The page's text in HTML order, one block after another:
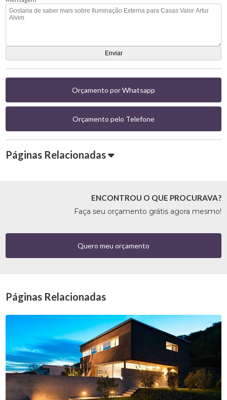
Orçamento por Whatsapp
Orçamento pelo Telefone
Páginas Relacionadas
ENCONTROU O QUE PROCURAVA?
Faça seu orçamento grátis agora mesmo!
Quero meu orçamento
Páginas Relacionadas